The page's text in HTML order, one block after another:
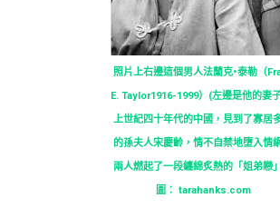
照片上右邊這個男人法蘭克•泰勒（
E. Taylor1916-1999）(左邊是他的妻
上世紀四十年代的中國，見到了寡居
的孫夫人宋慶齡，情不自禁地墮入情
兩人燃起了一段纏綿炙熱的「姐弟戀
圖： tarahanks.com